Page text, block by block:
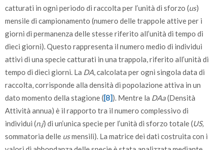
4 Onnivora
Conformazione
alare
1 Brachitteri 11
2 Pteridimorfi 1
3 Macrotteri 1
Corologia 1 Endemiche calabrese 1
2 Endemiche Italiane
3 Europee 4
catturati in ogni periodo di raccolta per l’unità di sforzo (us)
mensile di campionamento (numero delle trappole attive per i
giorni di permanenza delle stesse riferito all’unità di tempo di
dieci giorni). Questo rappresenta il numero medio di individui
attivi di una specie catturati in una trappola, riferito all’unità di
tempo di dieci giorni. La DA, calcolata per ogni singola data di
raccolta, corrisponde alla densità di popolazione attiva in un
dato momento della stagione ([8]). Mentre la DAa(Densità
Attività annua) è il rapporto tra il numero complessivo di
individui (n.j) di un’unica specie per l’unità di sforzo totale (US,
sommatoria delle usmensili). La matrice dei dati costruita con i